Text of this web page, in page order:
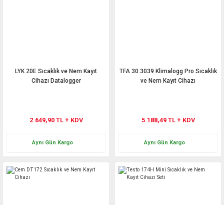
LYK 20E Sıcaklık ve Nem Kayıt
Cihazı Datalogger
2.649,90 TL + KDV
Aynı Gün Kargo
TFA 30.3039 Klimalogg Pro Sıcaklık
ve Nem Kayıt Cihazı
5.188,49 TL + KDV
Aynı Gün Kargo